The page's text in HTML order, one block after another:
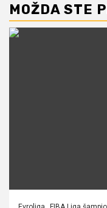
MOŽDA STE